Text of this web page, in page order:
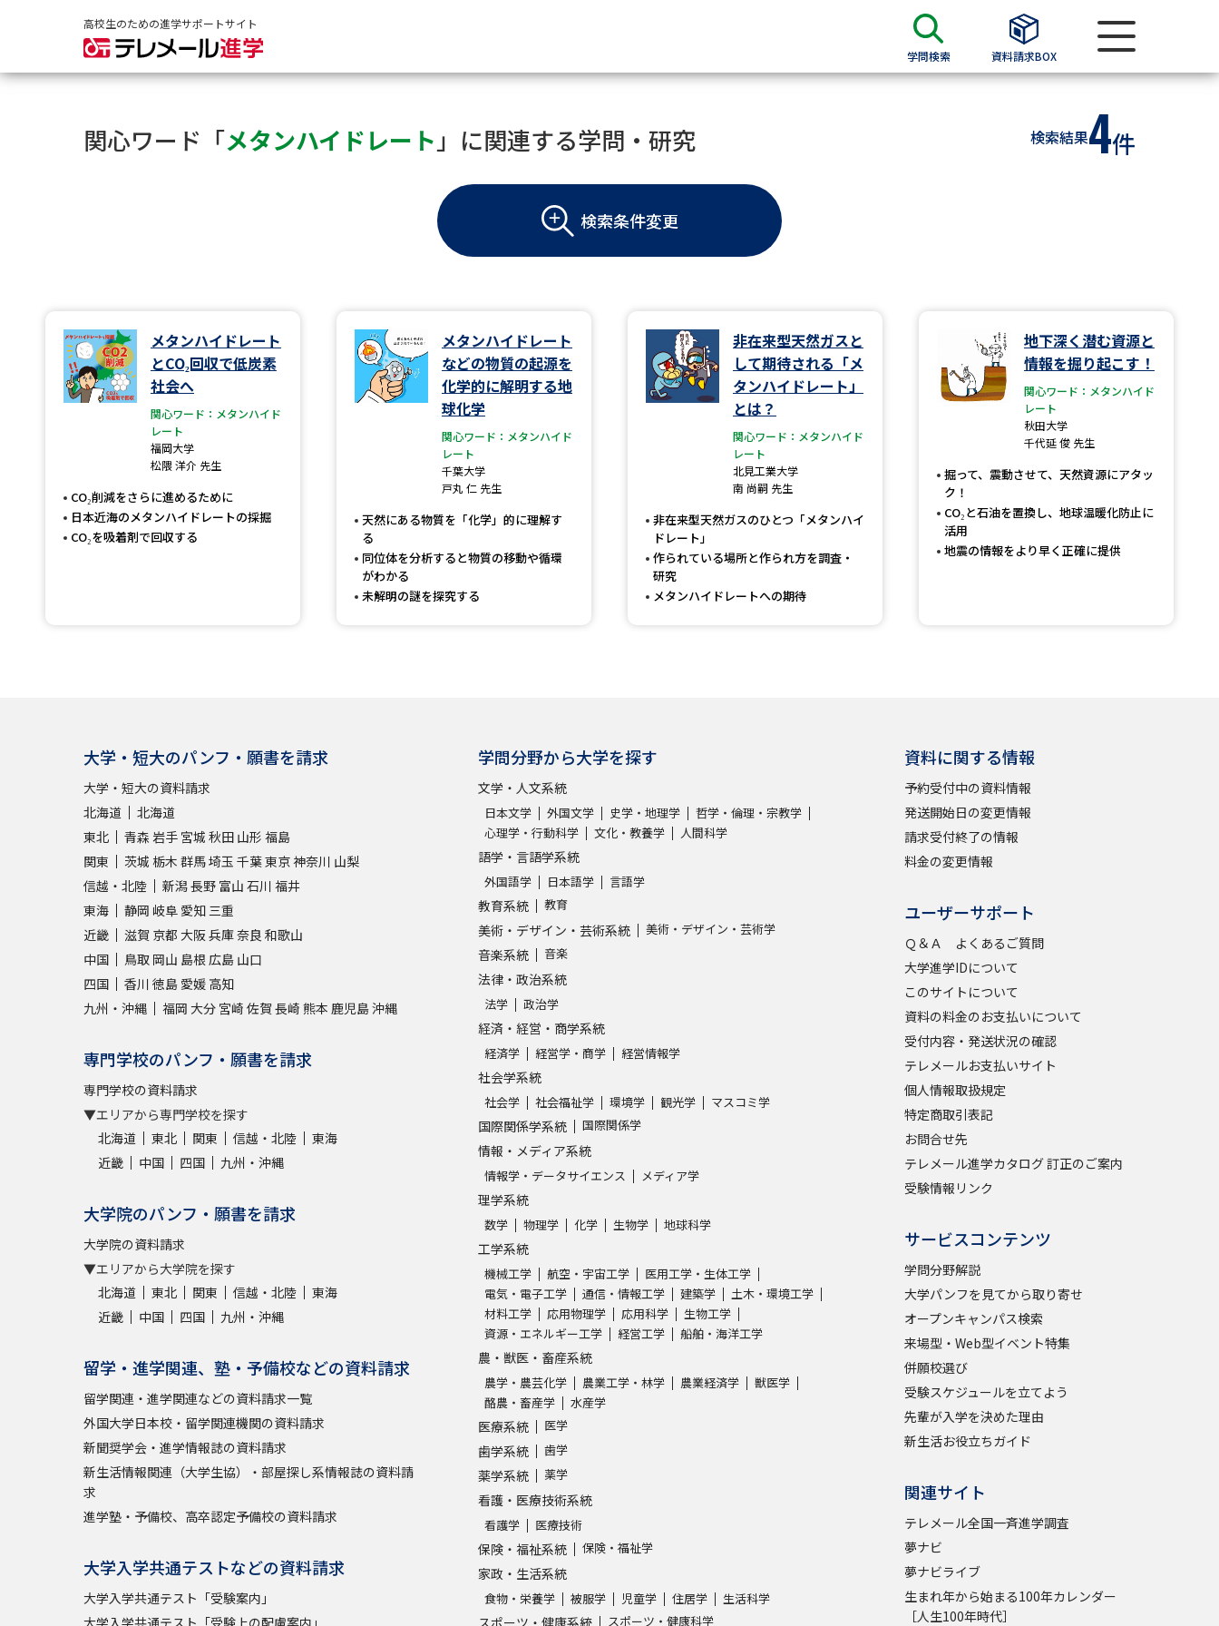
高校生のための進学サポートサイト
学問検索 資料請求BOX
大学・短大の資料種類から請求
大学パンフ
学部・学科パンフ
総合型選抜・学校推薦型選抜 募集要項＆願書
大学・短大以外の資料から請求
専門学校の資料請求 大学院の資料請求
留学・進学関連、塾・予備校
大学入学共通テスト「受験案内」の請求
大学入学共通テスト「受験上の配慮案内」の請求
高等学校卒業程度認定試験
小学校教員資格認定試験
大学研究
進路の３択
新学年スタート号特集ページ（高3生用）
新学年スタート号特集ページ（高2生用）
SELFBRAND特集ページ
オープンキャンパスなどを調べる
オープンキャンパス検索
実施プログラムから探す
来場型・Web型イベント特集
受験準備 資料検索
志望校・出願校を調べる
併願校選び
テレメール全国一斉進学調査
学問発見 学問検索
大学で学びたい学問発見
学問のミニ講義「夢ナビ講義」 学問分野解説 学問の教科書
Ｑ＆Ａ よくあるご質問
このサイトについて
資料の料金のお支払いについて 受付内容・発送状況の確認 テレメール
個人情報取扱規定
テレメール進学カタログ
受験情報リンク
関心ワード「メタンハイドレート 」に関連する学問・研究 検索結果4件
検索条件変更
メタンハイドレート
とCO₂回収で低炭素
社会へ
関心ワード：メタンハイド
レート
福岡大学
松隈 洋介 先生
CO₂削減をさらに進めるために
日本近海のメタンハイドレートの採掘
CO₂を吸着剤で回収する
メタンハイドレート
などの物質の起源を
化学的に解明する地
球化学
関心ワード：メタンハイド
レート
千葉大学
戸丸 仁 先生
天然にある物質を「化学」的に理解す
る
同位体を分析すると物質の移動や循環
がわかる
未解明の謎を探究する
非在来型天然ガスと
して期待される「メ
タンハイドレート」
とは？
関心ワード：メタンハイド
レート
北見工業大学
南 尚嗣 先生
非在来型天然ガスのひとつ「メタンハイ
ドレート」
作られている場所と作られ方を調査・
研究
メタンハイドレートへの期待
地下深く潜む資源と
情報を掘り起こす！
関心ワード：メタンハイド
レート
秋田大学
千代延 俊 先生
掘って、震動させて、天然資源にアタッ
ク！
CO₂と石油を置換し、地球温暖化防止に
活用
地震の情報をより早く正確に提供
大学・短大のパンフ・願書を請求
大学・短大の資料請求
北海道
北海道
東北
青森 岩手 宮城 秋田 山形 福島
関東
茨城 栃木 群馬埼玉 千葉東京神奈川 山梨
信越・北陸
新潟長野 富山 石川 福井
東海
静岡 岐阜 愛知 三重
近畿
滋賀 京都 大阪兵庫奈良 和歌山
中国
鳥取 岡山 島根 広島 山口
四国
香川 徳島 愛媛 高知
九州・沖縄
福岡 大分 宮崎 佐賀 長崎 熊本 鹿児島沖縄
専門学校のパンフ・願書を請求
専門学校の資料請求
▼エリアから専門学校を探す
北海道
東北 関東 信越・北陸
東海
近畿
中国 四国 九州・沖縄
大学院のパンフ・願書を請求
大学院の資料請求
▼エリアから大学院を探す
北海道
東北 関東 信越・北陸
東海
近畿
中国 四国 九州・沖縄
留学・進学関連、塾・予備校などの資料請求
留学関連・進学関連などの資料請求一覧
外国大学日本校・留学関連機関の資料請求
新聞奨学会・進学情報誌の資料請求
新生活情報関連（大学生協）・部屋探し系情報誌の資料請
求
進学塾・予備校、高卒認定予備校の資料請求
大学入学共通テストなどの資料請求
大学入学共通テスト「受験案内」
大学入学共通テスト「受験上の配慮案内」
学問分野から大学を探す
文学・人文系統
日本文学 外国文学 史学・地理学
哲学・倫理・宗教学
心理学・行動科学
文化・教養学 人間科学
語学・言語学系統
外国語学 日本語学 言語学
教育系統 教育
美術・デザイン・芸術系統 美術・デザイン・芸術学
音楽系統 音楽
法律・政治系統
法学 政治学
経済・経営・商学系統
経済学 経営学・商学 経営情報学
社会学系統
社会学 社会福祉学 環境学 観光学 マスコミ学
国際関係学系統 国際関係学
情報・メディア系統
情報学・データサイエンス メディア学
理学系統
数学 物理学 化学 生物学 地球科学
工学系統
機械工学 航空・宇宙工学
医用工学・生体工学
電気・電子工学
通信・情報工学 建築学
土木・環境工学
材料工学
応用物理学 応用科学
生物工学
資源・エネルギー工学
経営工学 船舶・海洋工学
農・獣医・畜産系統
農学・農芸化学 農業工学・林学 農業経済学
獣医学
酪農・畜産学
水産学
医療系統 医学
歯学系統 歯学
薬学系統 薬学
看護・医療技術系統
看護学 医療技術
保険・福祉系統 保険・福祉学
家政・生活系統
食物・栄養学 被服学 児童学 住居学 生活科学
スポーツ・健康系統 スポーツ・健康科学
資料に関する情報
予約受付中の資料情報
発送開始日の変更情報
請求受付終了の情報
料金の変更情報
ユーザーサポート
Ｑ＆Ａ よくあるご質問
大学進学IDについて
このサイトについて
資料の料金のお支払いについて
受付内容・発送状況の確認
テレメールお支払いサイト
個人情報取扱規定
特定商取引表記
お問合せ先
テレメール進学カタログ 訂正のご案内
受験情報リンク
サービスコンテンツ
学問分野解説
大学パンフを見てから取り寄せ
オープンキャンパス検索
来場型・Web型イベント特集
併願校選び
受験スケジュールを立てよう
先輩が入学を決めた理由
新生活お役立ちガイド
関連サイト
テレメール全国一斉進学調査
夢ナビ
夢ナビライブ
生まれ年から始まる100年カレンダー
［人生100年時代］